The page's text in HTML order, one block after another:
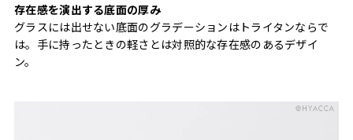
存在感を演出する底面の厚み
グラスには出せない底面のグラデーションはトライタンならで
は。手に持ったときの軽さとは対照的な存在感のあるデザイ
ン。